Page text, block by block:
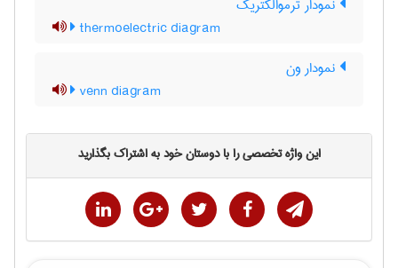
نمودار ترموالکتریک
thermoelectric diagram
نمودار ون
venn diagram
این واژه تخصصی را با دوستان خود به اشتراک بگذارید